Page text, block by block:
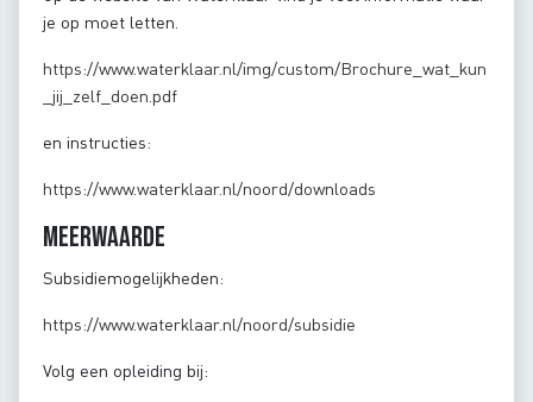
je op moet letten.
https://www.waterklaar.nl/img/custom/Brochure_wat_kun
_jij_zelf_doen.pdf
en instructies:
https://www.waterklaar.nl/noord/downloads
Meerwaarde
Subsidiemogelijkheden:
https://www.waterklaar.nl/noord/subsidie
Volg een opleiding bij: